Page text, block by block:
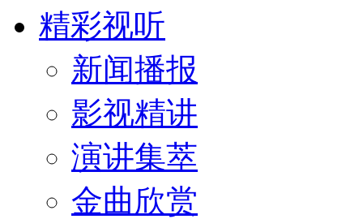
精彩视听
新闻播报
影视精讲
演讲集萃
金曲欣赏